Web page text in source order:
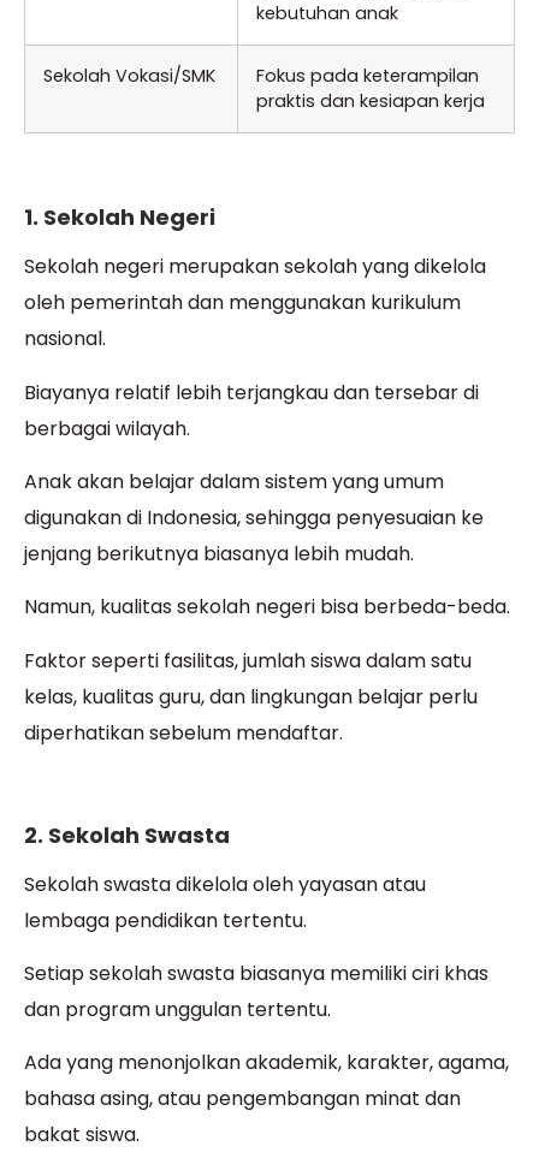
kebutuhan anak
Sekolah Vokasi/SMK
Fokus pada keterampilan
praktis dan kesiapan kerja
1. Sekolah Negeri
Sekolah negeri merupakan sekolah yang dikelola
oleh pemerintah dan menggunakan kurikulum
nasional.
Biayanya relatif lebih terjangkau dan tersebar di
berbagai wilayah.
Anak akan belajar dalam sistem yang umum
digunakan di Indonesia, sehingga penyesuaian ke
jenjang berikutnya biasanya lebih mudah.
Namun, kualitas sekolah negeri bisa berbeda-beda.
Faktor seperti fasilitas, jumlah siswa dalam satu
kelas, kualitas guru, dan lingkungan belajar perlu
diperhatikan sebelum mendaftar.
2. Sekolah Swasta
Sekolah swasta dikelola oleh yayasan atau
lembaga pendidikan tertentu.
Setiap sekolah swasta biasanya memiliki ciri khas
dan program unggulan tertentu.
Ada yang menonjolkan akademik, karakter, agama,
bahasa asing, atau pengembangan minat dan
bakat siswa.